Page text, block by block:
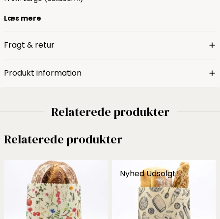
Læs mere
Fragt & retur
Produkt information
Relaterede produkter
Relaterede produkter
NyhedUdsolgt